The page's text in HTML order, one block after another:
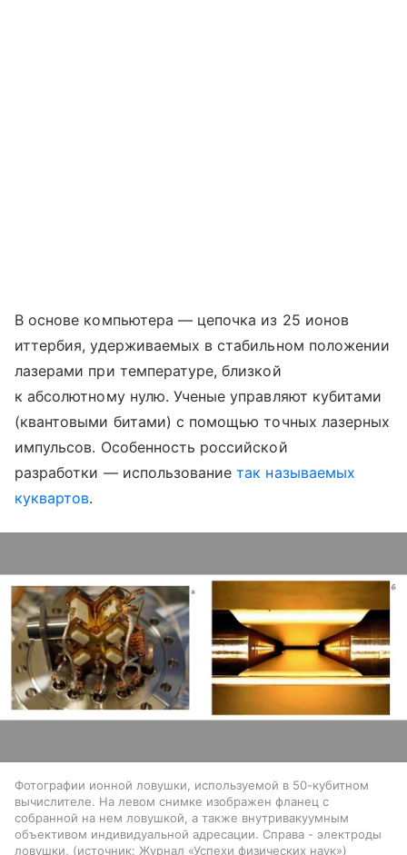
В основе компьютера — цепочка из 25 ионов
иттербия, удерживаемых в стабильном положении
лазерами при температуре, близкой
к абсолютному нулю. Ученые управляют кубитами
(квантовыми битами) с помощью точных лазерных
импульсов. Особенность российской
разработки — использованиетак называемых
куквартов.
Фотографии ионной ловушки, используемой в 50-кубитном
вычислителе. На левом снимке изображен фланец с
собранной на нем ловушкой, а также внутривакуумным
объективом индивидуальной адресации. Справа - электроды
ловушки.
источник: Журнал «Успехи физических наук»